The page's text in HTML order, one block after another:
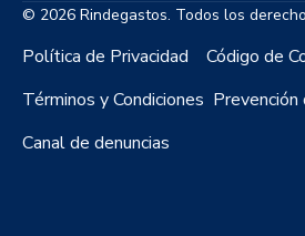
© 2026 Rindegastos. Todos los
Política de Privacidad
Código de
Términos y Condiciones
Canal de denuncias